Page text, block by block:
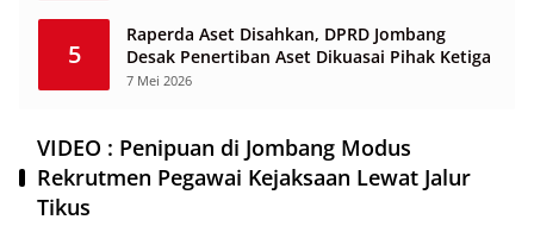
5
Raperda Aset Disahkan, DPRD Jombang
Desak Penertiban Aset Dikuasai Pihak Ketiga
7 Mei 2026
VIDEO : Penipuan di Jombang Modus
Rekrutmen Pegawai Kejaksaan Lewat Jalur
Tikus